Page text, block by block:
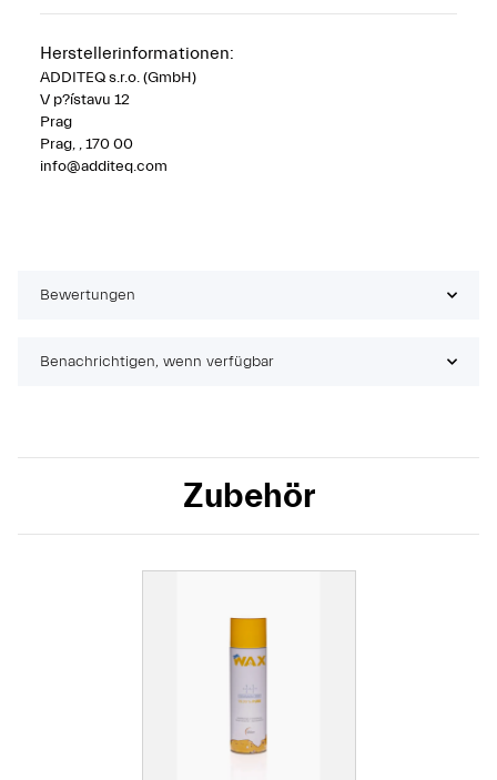
Herstellerinformationen:
ADDITEQ s.r.o. (GmbH)
V p?ístavu 12
Prag
Prag, , 170 00
info@additeq.com
Bewertungen
Benachrichtigen, wenn verfügbar
Zubehör